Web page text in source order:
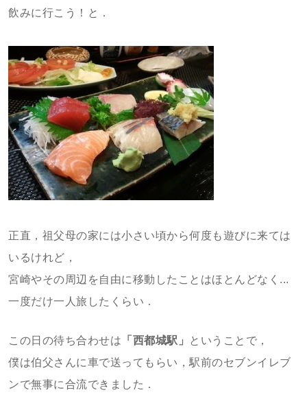
飲みに行こう！と．
正直，祖父母の家には小さい頃から何度も遊びに来ては
いるけれど，
宮崎やその周辺を自由に移動したことはほとんどなく...
一度だけ一人旅したくらい．
この日の待ち合わせは 「西都城駅」
ということで，
僕は伯父さんに車で送ってもらい，駅前のセブンイレブ
ンで無事に合流できました．